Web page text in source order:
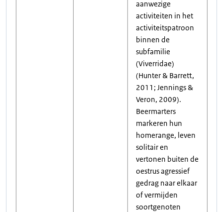
aanwezige
activiteiten in het
activiteitspatroon
binnen de
subfamilie
(Viverridae)
(Hunter & Barrett,
2011; Jennings &
Veron, 2009).
Beermarters
markeren hun
homerange, leven
solitair en
vertonen buiten de
oestrus agressief
gedrag naar elkaar
of vermijden
soortgenoten